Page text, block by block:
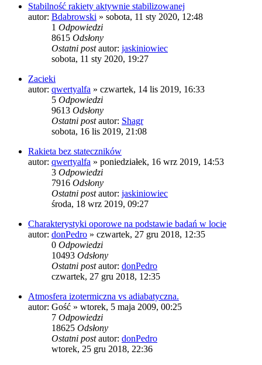
Stabilność rakiety aktywnie stabilizowanej
autor: Bdabrowski » sobota, 11 sty 2020, 12:48
1 Odpowiedzi
8615 Odsłony
Ostatni postautor: jaskiniowiec
sobota, 11 sty 2020, 19:27
Zacieki
autor: qwertyalfa » czwartek, 14 lis 2019, 16:33
5 Odpowiedzi
9613 Odsłony
Ostatni postautor: Shagr
sobota, 16 lis 2019, 21:08
Rakieta bez stateczników
autor: qwertyalfa » poniedziałek, 16 wrz 2019, 14:53
3 Odpowiedzi
7916 Odsłony
Ostatni postautor: jaskiniowiec
środa, 18 wrz 2019, 09:27
Charakterystyki oporowe na podstawie badań w locie
autor: donPedro » czwartek, 27 gru 2018, 12:35
0 Odpowiedzi
10493 Odsłony
Ostatni postautor: donPedro
czwartek, 27 gru 2018, 12:35
Atmosfera izotermiczna vs adiabatyczna.
autor: Gość » wtorek, 5 maja 2009, 00:25
7 Odpowiedzi
18625 Odsłony
Ostatni postautor: donPedro
wtorek, 25 gru 2018, 22:36